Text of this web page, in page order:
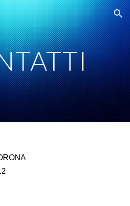
Skip to navigation